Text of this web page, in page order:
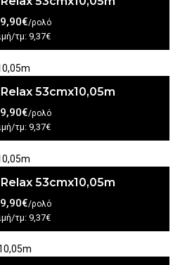
/ρολό
τμ: 9,37€
53cmx10,05m
/ρολό
τμ: 9,37€
53cmx10,05m
/ρολό
τμ: 9,37€